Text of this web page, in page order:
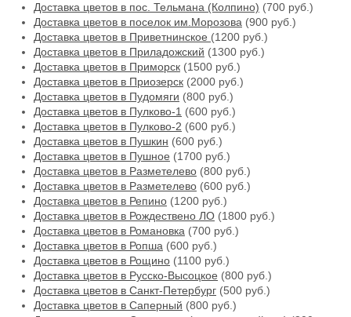
Доставка цветов в пос. Тельмана (Колпино) (700 руб.)
Доставка цветов в поселок им.Морозова (900 руб.)
Доставка цветов в Приветнинское (1200 руб.)
Доставка цветов в Приладожский (1300 руб.)
Доставка цветов в Приморск (1500 руб.)
Доставка цветов в Приозерск (2000 руб.)
Доставка цветов в Пудомяги (800 руб.)
Доставка цветов в Пулково-1 (600 руб.)
Доставка цветов в Пулково-2 (600 руб.)
Доставка цветов в Пушкин (600 руб.)
Доставка цветов в Пушное (1700 руб.)
Доставка цветов в Разметелево (800 руб.)
Доставка цветов в Разметелево (600 руб.)
Доставка цветов в Репино (1200 руб.)
Доставка цветов в Рождествено ЛО (1800 руб.)
Доставка цветов в Романовка (700 руб.)
Доставка цветов в Ропша (600 руб.)
Доставка цветов в Рощино (1100 руб.)
Доставка цветов в Русско-Высоцкое (800 руб.)
Доставка цветов в Санкт-Петербург (500 руб.)
Доставка цветов в Саперный (800 руб.)